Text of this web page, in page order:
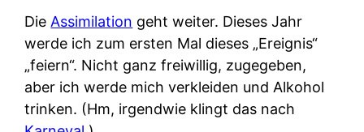
Die Assimilation geht weiter. Dieses Jahr
werde ich zum ersten Mal dieses „Ereignis“
„feiern“. Nicht ganz freiwillig, zugegeben,
aber ich werde mich verkleiden und Alkohol
trinken. (Hm, irgendwie klingt das nach